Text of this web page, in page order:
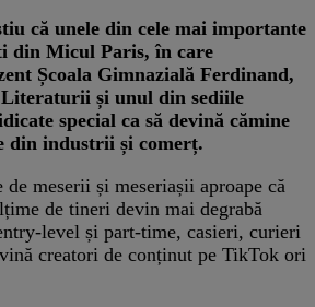
că unele din cele mai importante
din Micul Paris, în care
Școala Gimnazială Ferdinand,
și unul din sediile
special ca să devină cămine
din industrii și comerț.
meserii și meseriașii aproape că
de tineri devin mai degrabă
level și part-time, casieri, curieri
creatori de conținut pe TikTok ori